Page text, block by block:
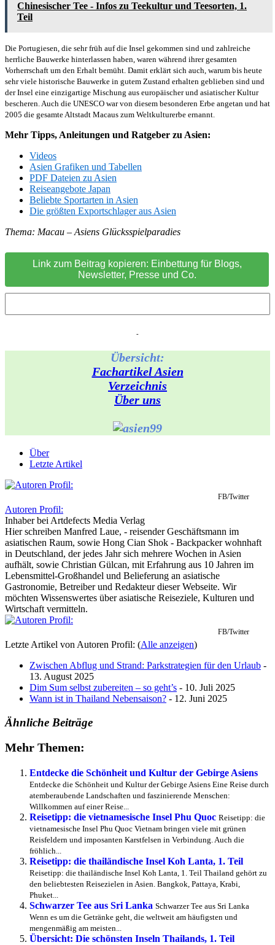
Chinesischer Tee - Infos zu Teekultur und Teesorten, 1.
Teil
Die Portugiesen, die sehr früh auf die Insel gekommen sind und zahlreiche
herrliche Bauwerke hinterlassen haben, waren während ihrer gesamten
Vorherrschaft um den Erhalt bemüht. Damit erklärt sich auch, warum bis heute
sehr viele historische Bauwerke in gutem Zustand erhalten geblieben sind und
der Insel eine einzigartige Mischung aus europäischer und asiatischer Kultur
bescheren. Auch die UNESCO war von diesem besonderen Erbe angetan und hat
2005 die gesamte Altstadt Macaus zum Weltkulturerbe ernannt.
Mehr Tipps, Anleitungen und Ratgeber zu Asien:
Videos
Asien Grafiken und Tabellen
PDF Dateien zu Asien
Reiseangebote Japan
Beliebte Sportarten in Asien
Die größten Exportschlager aus Asien
Thema: Macau – Asiens Glücksspielparadies
Link zum Beitrag kopieren: Einbettung für Blogs,
Newsletter, Presse und Co.
-
Übersicht:
Fachartikel Asien
Verzeichnis
Über uns
Über
Letzte Artikel
FB/Twitter
Autoren Profil:
Inhaberbei Artdefects Media Verlag
Hier schreiben Manfred Laue, - reisender Geschäftsmann im
asiatischen Raum, sowie Hong Cian Shok - Backpacker wohnhaft
in Deutschland, der jedes Jahr sich mehrere Wochen in Asien
aufhält, sowie Christian Gülcan, mit Erfahrung aus 10 Jahren im
Lebensmittel-Großhandel und Belieferung an asiatische
Gastronomie, Betreiber und Redakteur dieser Webseite. Wir
möchten Wissenswertes über asiatische Reiseziele, Kulturen und
Wirtschaft vermitteln.
FB/Twitter
Letzte Artikel von Autoren Profil: (Alle anzeigen)
Zwischen Abflug und Strand: Parkstrategien für den Urlaub -
13. August 2025
Dim Sum selbst zubereiten – so geht’s - 10. Juli 2025
Wann ist in Thailand Nebensaison? - 12. Juni 2025
Ähnliche Beiträge
Mehr Themen:
Entdecke die Schönheit und Kultur der Gebirge Asiens
Entdecke die Schönheit und Kultur der Gebirge Asiens Eine Reise durch
atemberaubende Landschaften und faszinierende Menschen:
Willkommen auf einer Reise...
Reisetipp: die vietnamesische Insel Phu Quoc Reisetipp: die
vietnamesische Insel Phu Quoc Vietnam bringen viele mit grünen
Reisfeldern und imposanten Karstfelsen in Verbindung. Auch die
fröhlich...
Reisetipp: die thailändische Insel Koh Lanta, 1. Teil
Reisetipp: die thailändische Insel Koh Lanta, 1. Teil Thailand gehört zu
den beliebtesten Reisezielen in Asien. Bangkok, Pattaya, Krabi,
Phuket...
Schwarzer Tee aus Sri Lanka Schwarzer Tee aus Sri Lanka
Wenn es um die Getränke geht, die weltweit am häufigsten und
mengenmäßig am meisten...
Übersicht: Die schönsten Inseln Thailands, 1. Teil